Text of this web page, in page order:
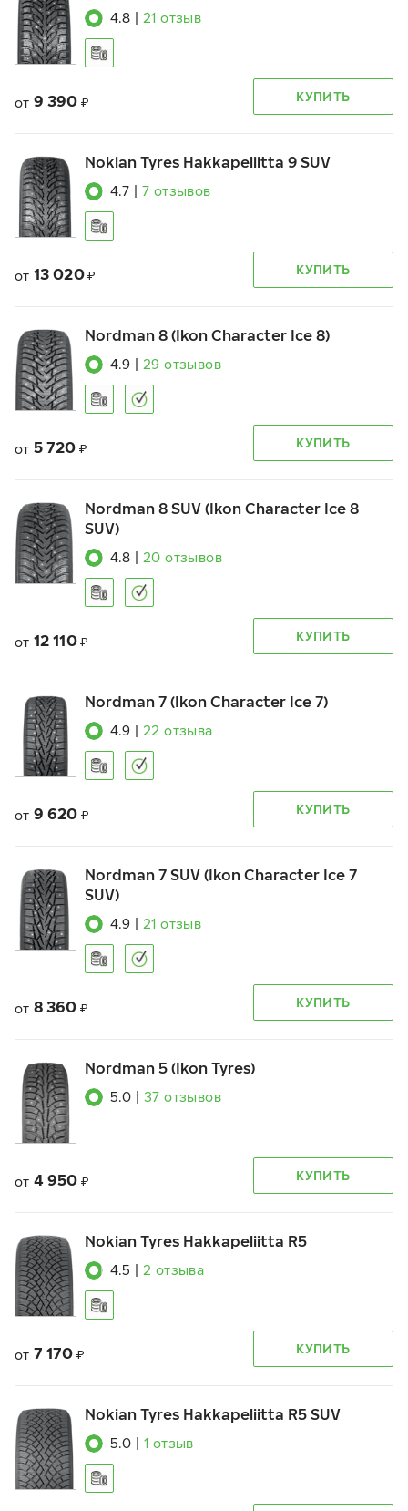
4.8 21 отзыв
от 9 390 ₽ КУПИТЬ
Nokian Tyres Hakkapeliitta 9 SUV
4.7 7 отзывов
от 13 020 ₽ КУПИТЬ
Nordman 8 (Ikon Character Ice 8)
4.9 29 отзывов
от 5 720 ₽ КУПИТЬ
Nordman 8 SUV (Ikon Character Ice 8
SUV)
4.8 20 отзывов
от 12 110 ₽ КУПИТЬ
Nordman 7 (Ikon Character Ice 7)
4.9 22 отзыва
от 9 620 ₽ КУПИТЬ
Nordman 7 SUV (Ikon Character Ice 7
SUV)
4.9 21 отзыв
от 8 360 ₽ КУПИТЬ
Nordman 5 (Ikon Tyres)
5.0 37 отзывов
от 4 950 ₽ КУПИТЬ
Nokian Tyres Hakkapeliitta R5
4.5 2 отзыва
от 7 170 ₽ КУПИТЬ
Nokian Tyres Hakkapeliitta R5 SUV
5.0 1 отзыв